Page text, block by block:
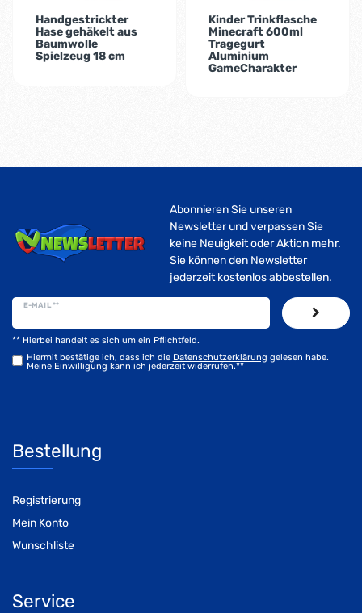
Handgestrickter
Hase gehäkelt aus
Baumwolle
Spielzeug 18 cm
Kinder Trinkflasche
Minecraft 600ml
Tragegurt
Aluminium
GameCharakter
Abonnieren Sie unseren
Newsletter und verpassen Sie
keine Neuigkeit oder Aktion mehr.
Sie können den Newsletter
jederzeit kostenlos abbestellen.
E-MAIL **
Hiermit bestätige ich, dass ich die Daten­schutz­erklärung gelesen habe.
Meine Einwilligung kann ich jederzeit widerrufen.**
** Hierbei handelt es sich um ein Pflichtfeld.
Bestellung
Registrierung
Mein Konto
Wunschliste
Service